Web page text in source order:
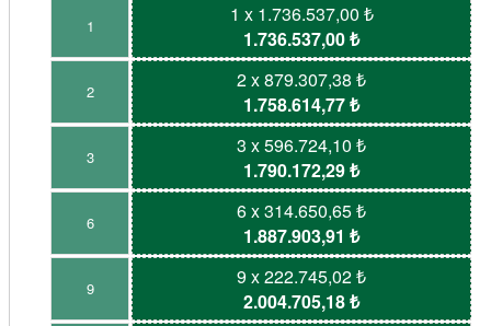
1
1 x 1.736.537,00 ₺
1.736.537,00 ₺
2
2 x 879.307,38 ₺
1.758.614,77 ₺
3
3 x 596.724,10 ₺
1.790.172,29 ₺
6
6 x 314.650,65 ₺
1.887.903,91 ₺
9
9 x 222.745,02 ₺
2.004.705,18 ₺